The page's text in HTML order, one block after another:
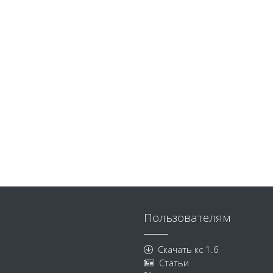
Пользователям
Скачать кс 1.6
Статьи